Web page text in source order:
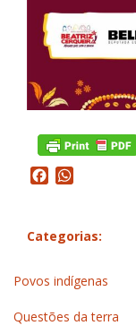
Facebook
Categorias:
Povos indígenas
Questões da terra